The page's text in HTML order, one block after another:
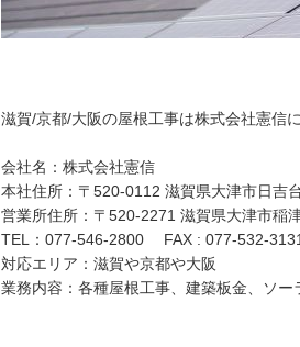
滋賀/京都/大阪の屋根工事は株式会社憲信
会社名：株式会社憲信
本社住所：〒520-0112 滋賀県大津市日吉
営業所住所：〒520-2271 滋賀県大津市稲
TEL：077-546-2800 FAX : 077-532-3131
対応エリア：滋賀や京都や大阪
業務内容：各種屋根工事、建築板金、ソー